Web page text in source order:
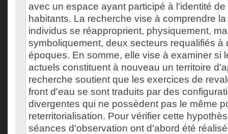
avec un espace ayant participé à l'identité
habitants. La recherche vise à comprendre
individus se réapproprient, physiquement,
symboliquement, deux secteurs requalifiés à
époques. En somme, elle vise à examiner si
actuels constituent à nouveau un territoire
recherche soutient que les exercices de
front d'eau se sont traduits par des
divergentes qui ne possèdent pas le même
reterritorialisation. Pour vérifier cette
séances d'observation ont d'abord été